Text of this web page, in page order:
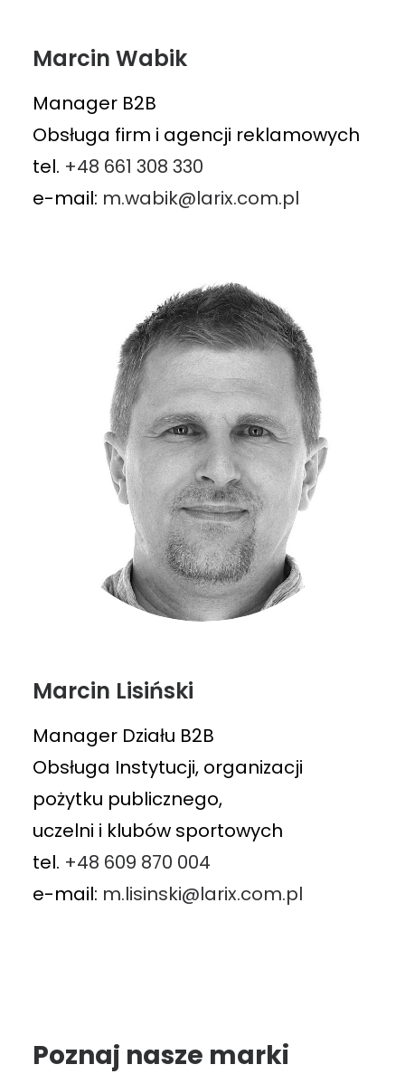
Marcin Wabik
Manager B2B
Obsługa firm i agencji reklamowych
tel. +48 661 308 330
e-mail: m.wabik@larix.com.pl
Marcin Lisiński
Manager Działu B2B
Obsługa Instytucji, organizacji
pożytku publicznego,
uczelni i klubów sportowych
tel. +48 609 870 004
e-mail: m.lisinski@larix.com.pl
Poznaj nasze marki